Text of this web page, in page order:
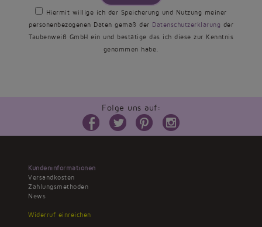
Hiermit willige ich der Speicherung und Nutzung meiner
personenbezogenen Daten gemäß der Datenschutzerklärung der
Taubenweiß GmbH ein und bestätige das ich diese zur Kenntnis
genommen habe.
Folge uns auf:
Kundeninformationen
Versandkosten
Zahlungsmethoden
News
Widerruf einreichen